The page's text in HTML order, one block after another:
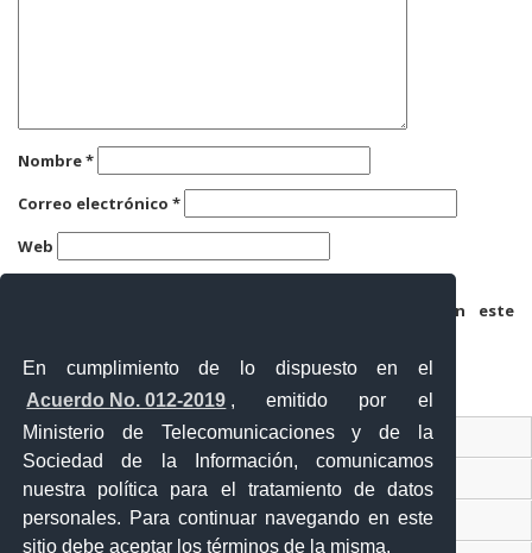
En cumplimiento de lo dispuesto en el
Acuerdo No. 012-2019 , emitido por el
Ministerio de Telecomunicaciones y de la
Sociedad de la Información, comunicamos
nuestra política para el tratamiento de datos
personales. Para continuar navegando en este
sitio debe aceptar los términos de la misma.
Nombre*
Correo electrónico *
Web
Guarda mi nombre, correo electrónico y web en este
Ventanilla Única Virtual
Ventanilla Única de Comercio Exterior
Gobierno Abierto